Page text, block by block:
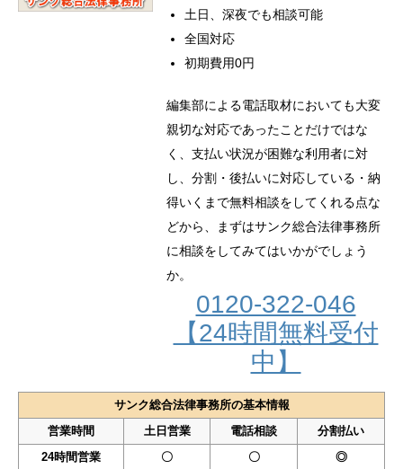
土日、深夜でも相談可能
全国対応
初期費用0円
編集部による電話取材においても大変
親切な対応であったことだけではな
く、支払い状況が困難な利用者に対
し、分割・後払いに対応している・納
得いくまで無料相談をしてくれる点な
どから、まずはサンク総合法律事務所
に相談をしてみてはいかがでしょう
か。
0120-322-046
【24時間無料受付
中】
サンク総合法律事務所の基本情報
営業時間
土日営業 電話相談
分割払い
24時間営業
〇 〇 ◎